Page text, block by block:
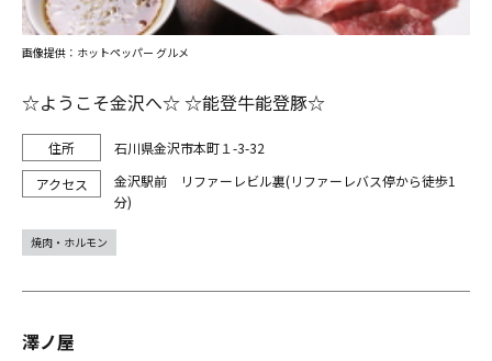
☆ようこそ金沢へ☆ ☆能登牛能登豚☆
石川県金沢市本町１-3-32
金沢駅前 リファーレビル裏(リファーレバス停から徒歩1
分)
画像提供：ホットペッパー グルメ
焼肉・ホルモン
澤ノ屋